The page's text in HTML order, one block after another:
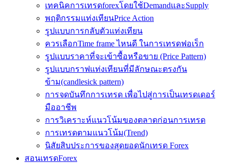
เทคนิคการเทรดforexโดยใช้DemandและSupply
พฤติกรรมแท่งเทียนPrice Action
รูปแบบการกลับตัวแท่งเทียน
ควรเลือกTime frame ไหนดี ในการเทรดฟอเร็ก
รูปแบบราคาที่จะเข้าซื้อหรือขาย (Price Pattern)
รูปแบบกราฟแท่งเทียนที่มีลักษณะตรงกัน
ข้าม(candlesick pattern)
การจดบันทึกการเทรด เพื่อไปสู่การเป็นเทรดเดอร์
มืออาชีพ
การวิเคราะห์แนวโน้มของตลาดก่อนการเทรด
การเทรดตามแนวโน้ม(Trend)
นิสัยสิบประการของสุดยอดนักเทรด Forex
สอนเทรดForex